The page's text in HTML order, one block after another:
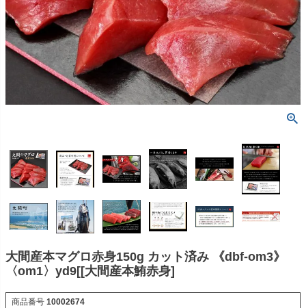
大間産本マグロ赤身150g カット済み 《dbf-om3》
〈om1〉yd9[[大間産本鮪赤身]
商品番号 10002674